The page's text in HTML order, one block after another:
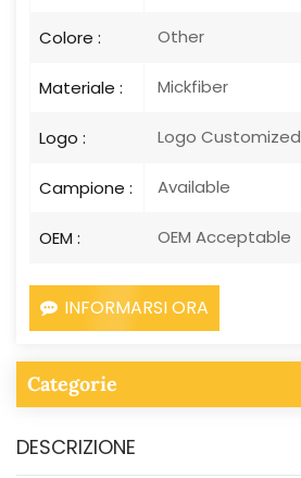
Colore : Other
Materiale : Mickfiber
Logo : Logo Customized
Campione : Available
OEM : OEM Acceptable
INFORMARSI ORA
Categorie
DESCRIZIONE